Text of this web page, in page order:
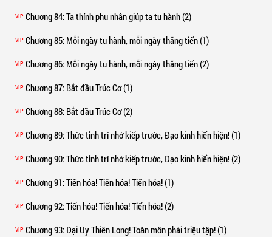
VIP Chương 84: Ta thỉnh phu nhân giúp ta tu hành (2)
VIP Chương 85: Mỗi ngày tu hành, mỗi ngày thăng tiến (1)
VIP Chương 86: Mỗi ngày tu hành, mỗi ngày thăng tiến (2)
VIP Chương 87: Bắt đầu Trúc Cơ (1)
VIP Chương 88: Bắt đầu Trúc Cơ (2)
VIP Chương 89: Thức tỉnh trí nhớ kiếp trước, Đạo kinh hiển hiện! (1)
VIP Chương 90: Thức tỉnh trí nhớ kiếp trước, Đạo kinh hiển hiện! (2)
VIP Chương 91: Tiến hóa! Tiến hóa! Tiến hóa! (1)
VIP Chương 92: Tiến hóa! Tiến hóa! Tiến hóa! (2)
VIP Chương 93: Đại Uy Thiên Long! Toàn môn phái triệu tập! (1)